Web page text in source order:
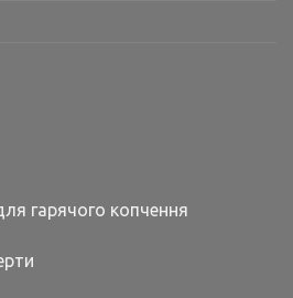
гарячого копчення